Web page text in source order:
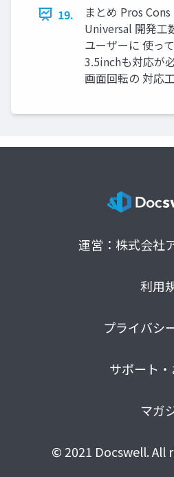
19.
まとめ Pros
Universal 開発工
ユーザーに 使っ
3.5inchも対応が
画面回転の 対応
運営：株式会社
利用
プライバシ
サポート
マガ
© 2021 Docswell. All